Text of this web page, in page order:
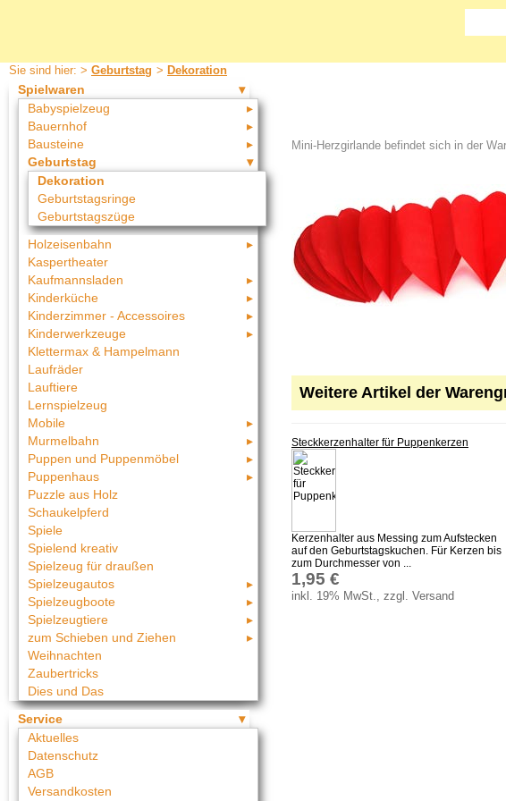
Sie sind hier: > Geburtstag > Dekoration
Spielwaren
Babyspielzeug
Bauernhof
Bausteine
Geburtstag
Dekoration
Geburtstagsringe
Geburtstagszüge
Holzeisenbahn
Kaspertheater
Kaufmannsladen
Kinderküche
Kinderzimmer - Accessoires
Kinderwerkzeuge
Klettermax & Hampelmann
Laufräder
Lauftiere
Lernspielzeug
Mobile
Murmelbahn
Puppen und Puppenmöbel
Puppenhaus
Puzzle aus Holz
Schaukelpferd
Spiele
Spielend kreativ
Spielzeug für draußen
Spielzeugautos
Spielzeugboote
Spielzeugtiere
zum Schieben und Ziehen
Weihnachten
Zaubertricks
Dies und Das
Service
Aktuelles
Datenschutz
AGB
Versandkosten
Mini-Herzgirlande befindet sich in der
Weitere Artikel der
Steckkerzenhalter für Puppenkerzen
Kerzenhalter aus Messing zum Aufstecken
auf den Geburtstagskuchen. Für Kerzen bis
zum Durchmesser von ...
1,95 €
inkl. 19% MwSt., zzgl. Versand